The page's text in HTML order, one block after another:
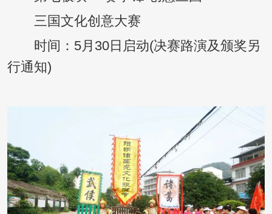
三国文化创意大赛
时间：5月30日启动(决赛路演及颁奖另
行通知)